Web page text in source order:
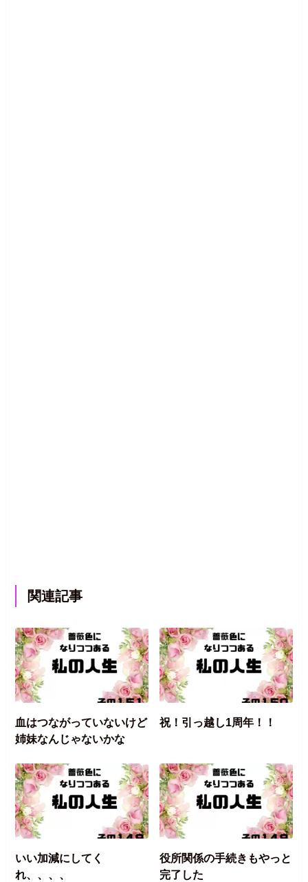
関連記事
血はつながっていないけど
姉妹なんじゃないかな
祝！引っ越し1周年！！
いい加減にしてく
れ、、、、
役所関係の手続きもやっと
完了した